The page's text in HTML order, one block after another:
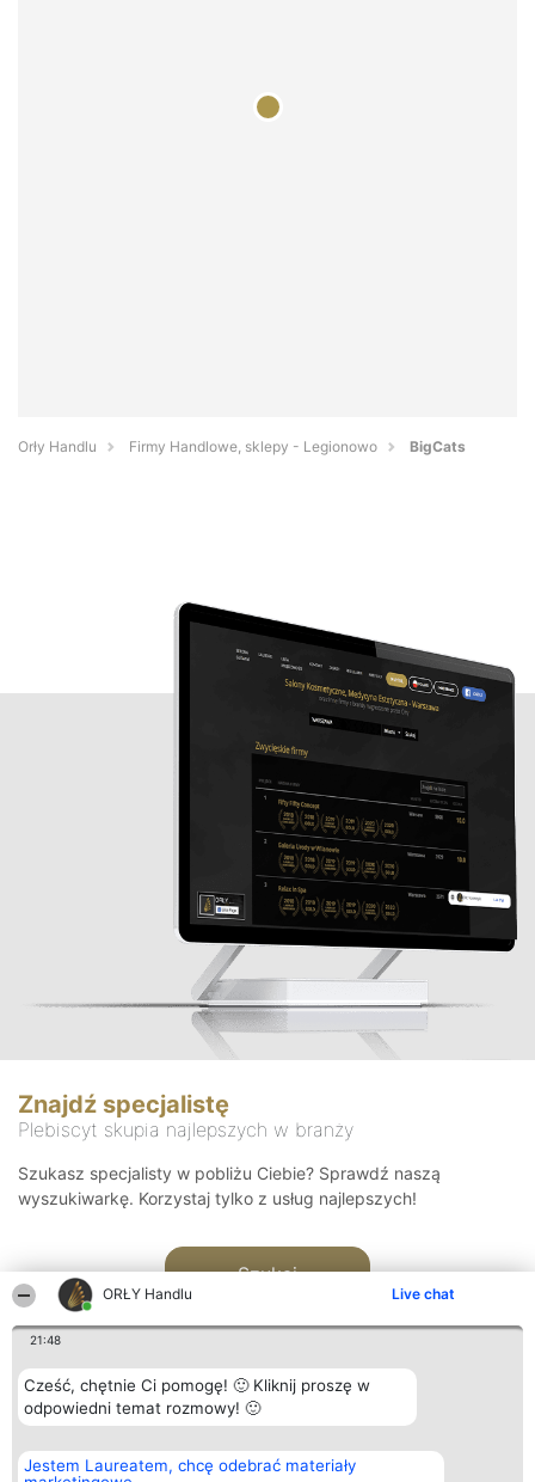
ORŁY Handlu Live chat
21:48
Cześć, chętnie Ci pomogę! 🙂 Kliknij proszę w
odpowiedni temat rozmowy! 🙂
Jestem Laureatem, chcę odebrać materiały
Orły Handlu Firmy Handlowe, sklepy - Legionowo BigCats
Znajdź specjalistę
Plebiscyt skupia najlepszych w branży
Szukasz specjalisty w pobliżu Ciebie? Sprawdź naszą
wyszukiwarkę. Korzystaj tylko z usług najlepszych!
Szukaj
Organizator plebiscytu
Bright Side Solutions sp. z o.
Plebiscyt
Laureaci
Kontakt
Kontakt